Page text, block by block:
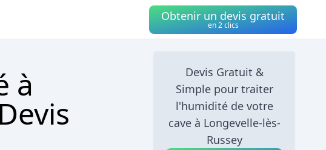
Obtenir un devis gratuit
en 2 clics
à
Devis Gratuit &
Simple pour traiter
l'humidité de votre
cave à Longevelle-lès-
Russey